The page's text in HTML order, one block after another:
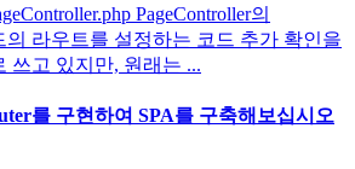
PageController의
의 라우트를 설정하는 코드 추가 확인을
쓰고 있지만, 원래는 ...
를 구현하여 SPA를 구축해보십시오